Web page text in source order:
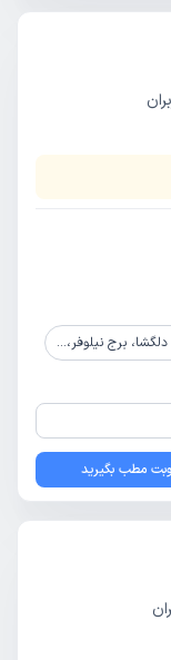
نیلوفر، طبقه پنجم
مطب بگیرید